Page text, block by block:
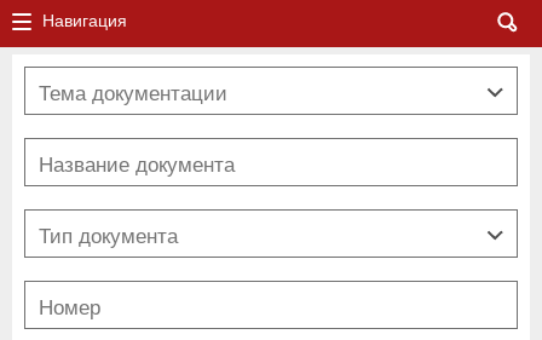
Навигация
Выборы
Муниципальная программа
Муниципальная служба
ЖКХ
РАСПОРЯЖЕНИЕ